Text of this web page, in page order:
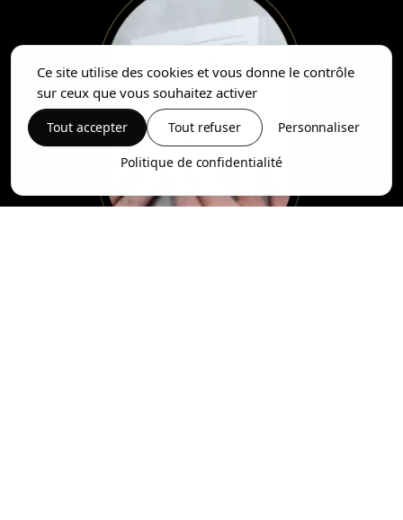
Ce site utilise des cookies et vous donne le contrôle
sur ceux que vous souhaitez activer
Tout accepter Tout refuser Personnaliser
Politique de confidentialité